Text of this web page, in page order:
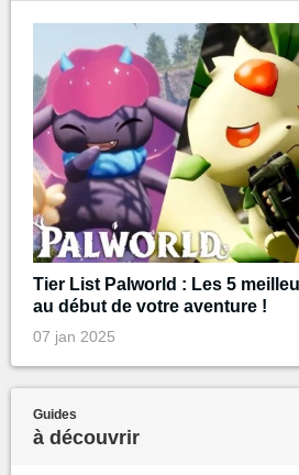
Tier List Palworld : Les 5
au début de votre aventure !
07 jan 2025
Guides
à découvrir